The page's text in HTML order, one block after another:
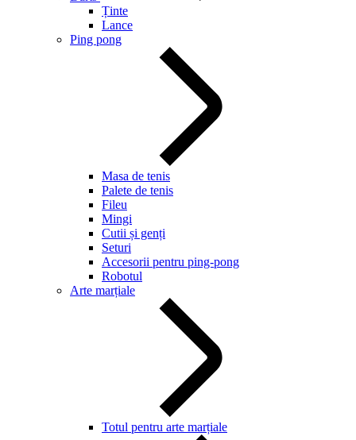
Ținte
Lance
Ping pong
Masa de tenis
Palete de tenis
Fileu
Mingi
Cutii și genți
Seturi
Accesorii pentru ping-pong
Robotul
Arte marțiale
Totul pentru arte marțiale